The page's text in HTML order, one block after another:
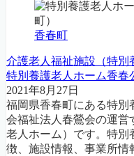
香春町
介護老人福祉施設（特別
特別養護老人ホーム香春
2021年8月27日
福岡県香春町にある特別
会福祉法人春鶯会の運営
老人ホーム）です。特別
徴、施設情報、事業所情